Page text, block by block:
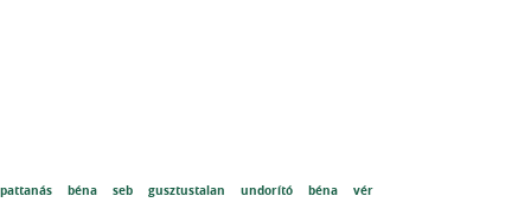
pattanás béna seb gusztustalan undorító béna vér